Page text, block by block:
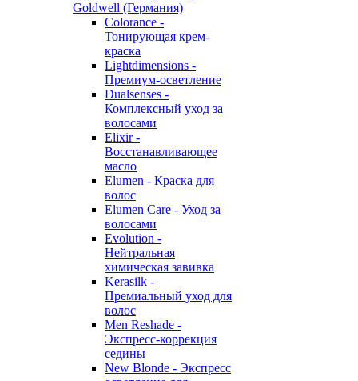
Goldwell (Германия)
Colorance -
Тонирующая крем-
краска
Lightdimensions -
Премиум-осветление
Dualsenses -
Комплексный уход за
волосами
Elixir -
Восстанавливающее
масло
Elumen - Краска для
волос
Elumen Care - Уход за
волосами
Evolution -
Нейтральная
химическая завивка
Kerasilk -
Премиальный уход для
волос
Men Reshade -
Экспресс-коррекция
седины
New Blonde - Экспресс